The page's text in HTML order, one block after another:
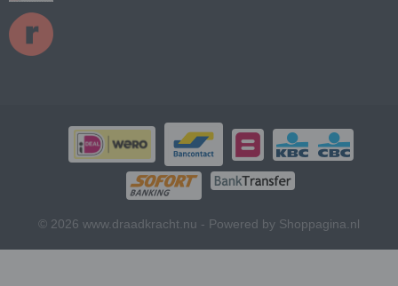
© 2026 www.draadkracht.nu - Powered by Shoppagina.nl